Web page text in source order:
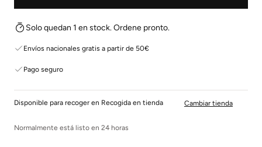
Solo quedan 1 en stock. Ordene pronto.
Envíos nacionales gratis a partir de 50€
Pago seguro
Disponible para recoger en Recogida en tienda
Normalmente está listo en 24 horas
Cambiar tienda